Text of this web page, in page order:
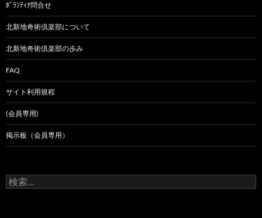
ﾎﾞﾗﾝﾃｨｱ問合せ
北新地奇術倶楽部について
北新地奇術倶楽部の歩み
FAQ
サイト利用規程
(会員専用)
掲示板（会員専用）
検
索: